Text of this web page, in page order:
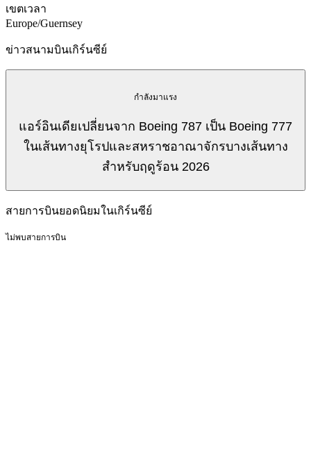
เขตเวลา
Europe/Guernsey
ข่าวสนามบินเกิร์นซีย์
กำลังมาแรง
แอร์อินเดียเปลี่ยนจาก Boeing 787 เป็น Boeing 777
ในเส้นทางยุโรปและสหราชอาณาจักรบางเส้นทาง
สำหรับฤดูร้อน 2026
สายการบินยอดนิยมในเกิร์นซีย์
ไม่พบสายการบิน